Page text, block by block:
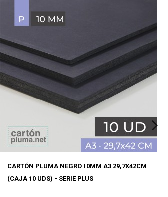
CARTÓN PLUMA NEGRO 10MM A3 29,7X42CM
(CAJA 10 UDS) - SERIE PLUS